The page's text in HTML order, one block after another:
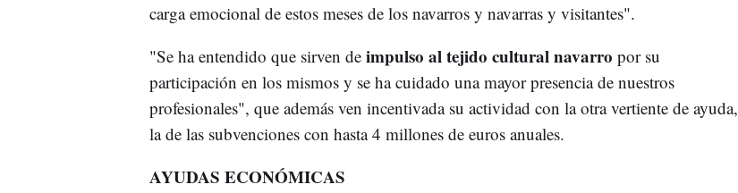
carga emocional de estos meses de los navarros y navarras y visitantes".
"Se ha entendido que sirven de impulso al tejido cultural navarro por su
participación en los mismos y se ha cuidado una mayor presencia de nuestros
profesionales", que además ven incentivada su actividad con la otra vertiente de ayuda,
la de las subvenciones con hasta 4 millones de euros anuales.
AYUDAS ECONÓMICAS